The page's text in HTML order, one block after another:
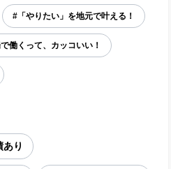
#「やりたい」を地元で叶える！
働くって、カッコいい！
り